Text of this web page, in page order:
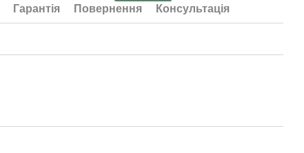
Гарантія Повернення Консультація